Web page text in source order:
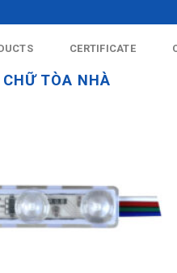
CERTIFICATE
CHỮ TÒA NHÀ